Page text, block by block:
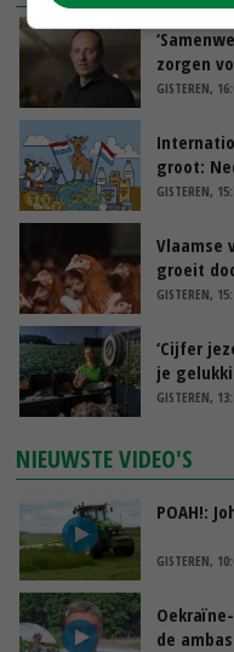
zorgen
GISTEREN,
groot:
GISTEREN,
Vlaamse
groeit
GISTEREN,
‘Cijfer
je
GISTEREN,
NIEUWSTE VIDEO'S
POAH!:
GISTEREN,
de